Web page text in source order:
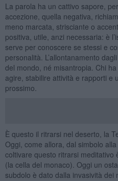
La parola ha un cattivo sapore,
accezione, quella negativa,
meno marcata, strisciante o
positiva, utile, anzi necessaria: è
serve per conoscere se stessi e
personalità. L’allontanamento
del mondo, né misantropia. Chi
agire, stabilire attività e rapporti e
prossimo.
È questo il ritrarsi nel deserto, la
Oggi, come allora, dal simbolo
coltivare questo ritrarsi
(la cella del monaco). Oggi un
subdolo è dato dalla invasività dei